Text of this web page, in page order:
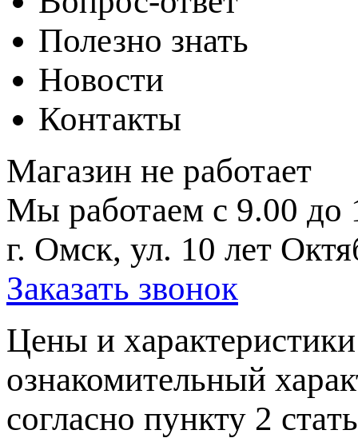
Полезно знать
Новости
Контакты
Магазин не работает
Мы работаем с 9.00 до
г. Омск, ул. 10 лет
Заказать звонок
Цeны и
ознакомительный
согласно пункту 2